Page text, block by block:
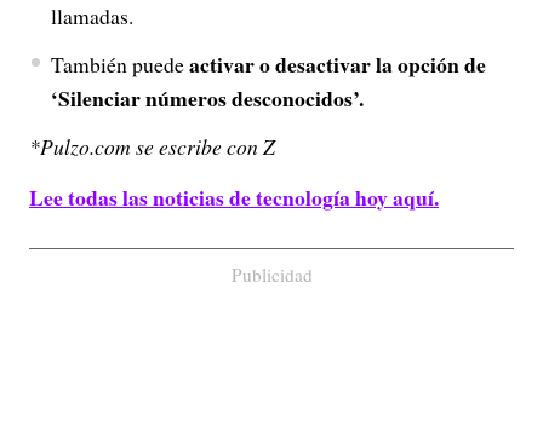
llamadas.
También puedeactivar o desactivar la opción de
‘Silenciar números desconocidos’.
*Pulzo.com se escribe con Z
Lee todas las noticias de tecnología hoy aquí.
Publicidad